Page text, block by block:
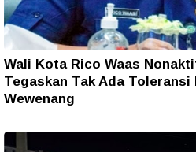
Wali Kota Rico Waas
Tegaskan Tak Ada Toleransi
Wewenang